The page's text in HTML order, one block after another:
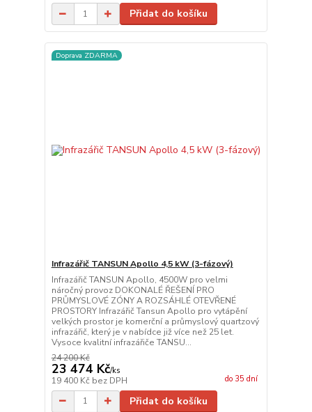
Přidat do košíku
Doprava ZDARMA
Infrazářič TANSUN Apollo 4,5 kW (3-fázový)
Infrazářič TANSUN Apollo, 4500W pro velmi
náročný provoz DOKONALÉ ŘEŠENÍ PRO
PRŮMYSLOVÉ ZÓNY A ROZSÁHLÉ OTEVŘENÉ
PROSTORY Infrazářič Tansun Apollo pro vytápění
velkých prostor je komerční a průmyslový quartzový
infrazářič, který je v nabídce již více než 25 let.
Vysoce kvalitní infrazářiče TANSU...
24 200 Kč
23 474 Kč/ks
19 400 Kč bez DPH do 35 dní
Přidat do košíku